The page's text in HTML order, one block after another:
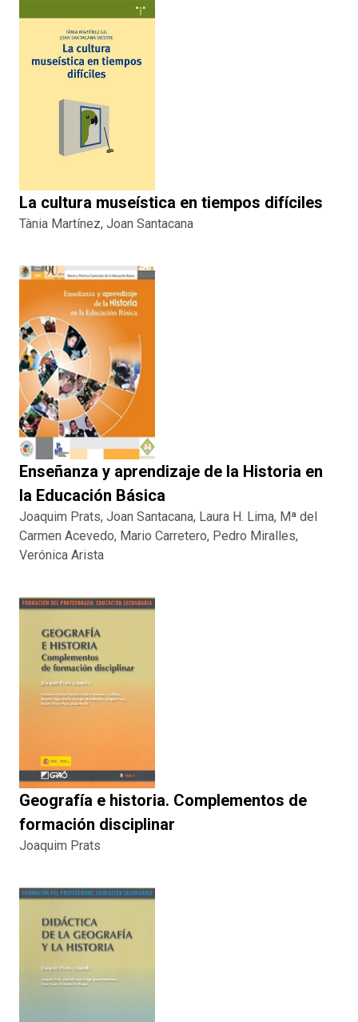
La cultura museística en tiempos difíciles
Tània Martínez, Joan Santacana
Enseñanza y aprendizaje de la Historia en
la Educación Básica
Joaquim Prats, Joan Santacana, Laura H. Lima, Mª del
Carmen Acevedo, Mario Carretero, Pedro Miralles,
Verónica Arista
Geografía e historia. Complementos de
formación disciplinar
Joaquim Prats